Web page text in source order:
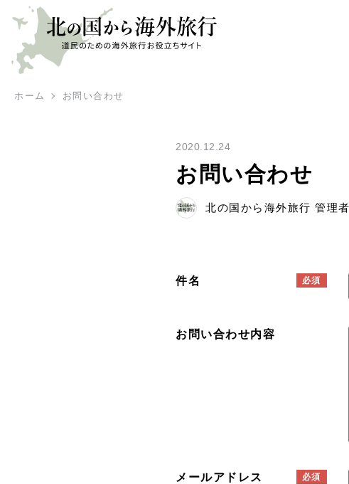
ホーム お問い合わせ
2020.12.24
お問い合わせ
北の国から海外旅行 管理者
件名 必須
お問い合わせ内容
メールアドレス 必須